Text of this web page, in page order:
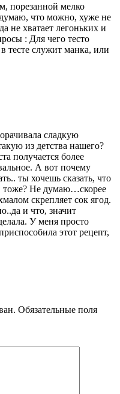
порезанной мелко
что можно, хуже не
не хватает легоньких и
: Для чего тесто
тесте служит манка, или
сладкую
из детства нашего?
получается более
А вот почему
ты хочешь сказать, что
Не думаю…скорее
скрепляет сок ягод.
и что, значит
У меня просто
этот рецепт,
Обязательные поля